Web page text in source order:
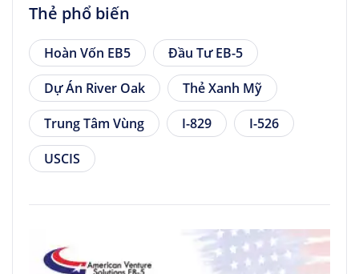
Thẻ phổ biến
Hoàn Vốn EB5
Đầu Tư EB-5
Dự Án River Oak
Thẻ Xanh Mỹ
Trung Tâm Vùng
I-829
I-526
USCIS